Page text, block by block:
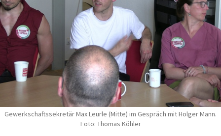
Gewerkschaftssekretär Max Leurle (Mitte) im Gespräch mit Holger Mann.
Foto: Thomas Köhler